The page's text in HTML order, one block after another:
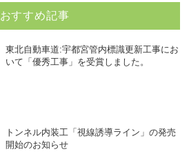
おすすめ記事
東北自動車道:宇都宮管内標識更新工事にお
いて「優秀工事」を受賞しました。
トンネル内装工「視線誘導ライン」の発売
開始のお知らせ